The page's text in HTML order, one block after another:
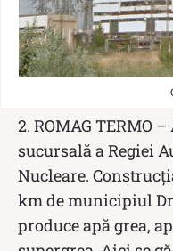
2. ROMAG TERMO
sucursală a Regiei
Nucleare.
km de municipiul
produce apă grea,